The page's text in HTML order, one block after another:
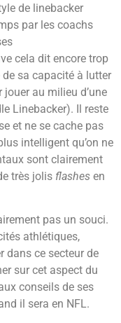
de linebacker
par les coachs
cela dit encore trop
sa capacité à lutter
jouer au milieu d’une
Linebacker). Il reste
et ne se cache pas
intelligent qu’on ne
sont clairement
très jolis flashes en
pas un souci.
athlétiques,
dans ce secteur de
sur cet aspect du
conseils de ses
il sera en NFL.